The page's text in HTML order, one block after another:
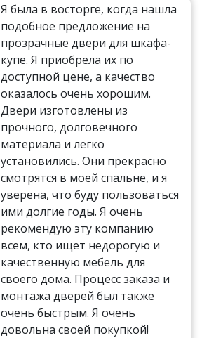
Я была в восторге, когда нашла
подобное предложение на
прозрачные двери для шкафа-
купе. Я приобрела их по
доступной цене, а качество
оказалось очень хорошим.
Двери изготовлены из
прочного, долговечного
материала и легко
установились. Они прекрасно
смотрятся в моей спальне, и я
уверена, что буду пользоваться
ими долгие годы. Я очень
рекомендую эту компанию
всем, кто ищет недорогую и
качественную мебель для
своего дома. Процесс заказа и
монтажа дверей был также
очень быстрым. Я очень
довольна своей покупкой!